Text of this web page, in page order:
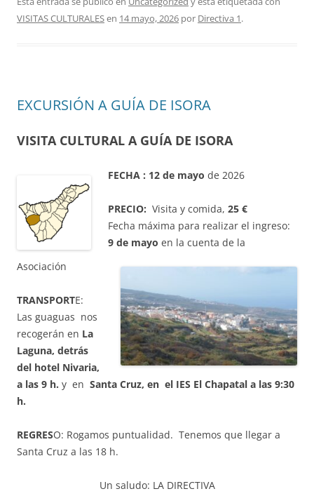
VISITAS CULTURALESen 14 mayo, 2026 por Directiva 1.
EXCURSIÓN A GUÍA DE ISORA
VISITA CULTURAL A GUÍA DE ISORA
FECHA : 12 de mayo de 2026
PRECIO: Visita y comida, 25 €
Fecha máxima para realizar el ingreso:
9 de mayo en la cuenta de la
Asociación
TRANSPORTE:
Las guaguas nos
recogerán en La
Laguna, detrás
del hotel Nivaria,
a las 9 h. y en Santa Cruz, en el IES El Chapatal a las 9:30
h.
REGRESO: Rogamos puntualidad. Tenemos que llegar a
Santa Cruz a las 18 h.
Un saludo: LA DIRECTIVA